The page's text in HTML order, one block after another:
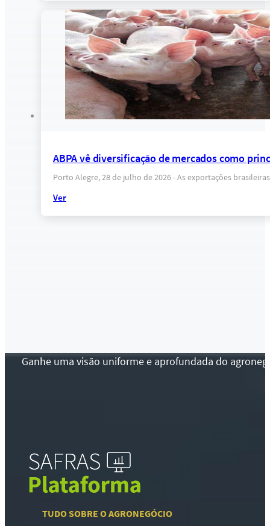
ABPA vê diversificação de mercados como
Porto Alegre, 28 de julho de 2026 - As exportações
Ver
Ganhe uma visão uniforme e aprofundada do
TUDO SOBRE O AGRONEGÓCIO